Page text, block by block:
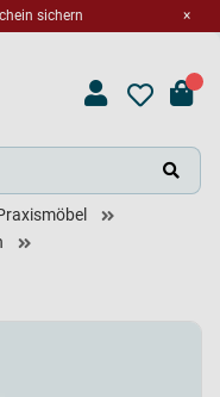
×
sichern